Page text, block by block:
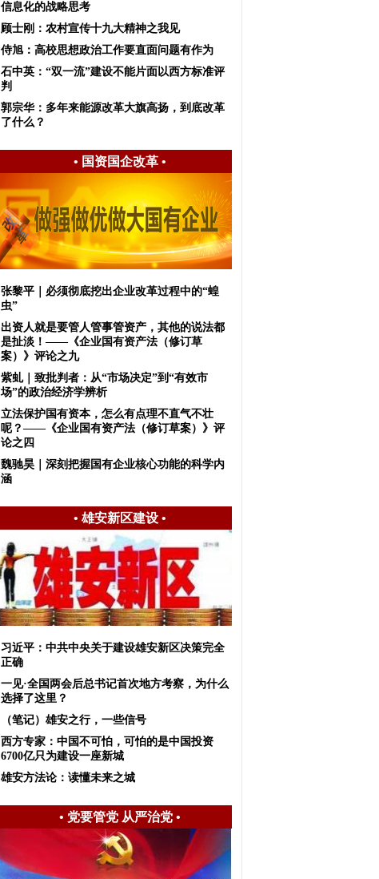
信息化的战略思考
顾士刚：农村宣传十九大精神之我见
侍旭：高校思想政治工作要直面问题有作为
石中英：“双一流”建设不能片面以西方标准评
判
郭宗华：多年来能源改革大旗高扬，到底改革
了什么？
• 国资国企改革•
张黎平｜必须彻底挖出企业改革过程中的“蝗
虫”
出资人就是要管人管事管资产，其他的说法都
是扯淡！——《企业国有资产法（修订草
案）》评论之九
紫虬｜致批判者：从“市场决定”到“有效市
场”的政治经济学辨析
立法保护国有资本，怎么有点理不直气不壮
呢？——《企业国有资产法（修订草案）》评
论之四
魏驰昊｜深刻把握国有企业核心功能的科学内
涵
• 雄安新区建设•
习近平：中共中央关于建设雄安新区决策完全
正确
一见·全国两会后总书记首次地方考察，为什么
选择了这里？
（笔记）雄安之行，一些信号
西方专家：中国不可怕，可怕的是中国投资
6700亿只为建设一座新城
雄安方法论：读懂未来之城
• 党要管党 从严治党•